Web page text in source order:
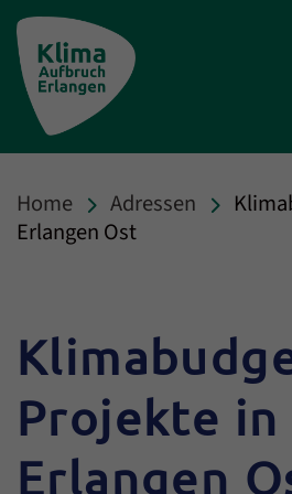
Home Adressen
Erlangen Ost
Projekte in
Erlangen